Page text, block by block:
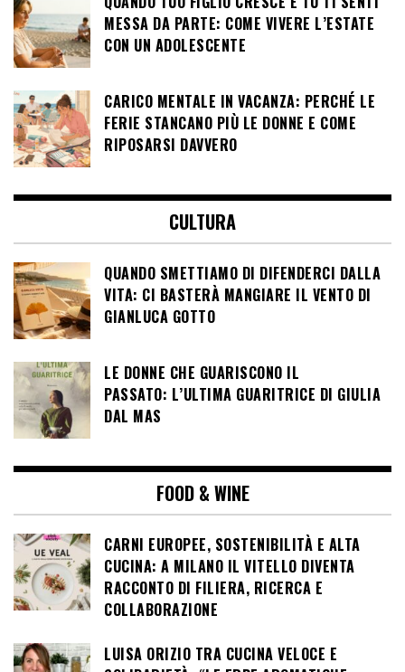
MESSA DA PARTE: COME VIVERE L’ESTATE
CON UN ADOLESCENTE
CARICO MENTALE IN VACANZA: PERCHÉ LE
FERIE STANCANO PIÙ LE DONNE E COME
RIPOSARSI DAVVERO
CULTURA
QUANDO SMETTIAMO DI DIFENDERCI DALLA
VITA: CI BASTERÀ MANGIARE IL VENTO DI
GIANLUCA GOTTO
LE DONNE CHE GUARISCONO IL
PASSATO: L’ULTIMA GUARITRICE DI GIULIA
DAL MAS
FOOD & WINE
CARNI EUROPEE, SOSTENIBILITÀ E ALTA
CUCINA: A MILANO IL VITELLO DIVENTA
RACCONTO DI FILIERA, RICERCA E
COLLABORAZIONE
LUISA ORIZIO TRA CUCINA VELOCE E